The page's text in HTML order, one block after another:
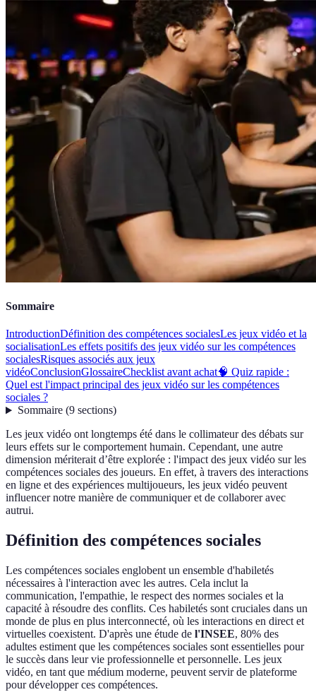
Sommaire
IntroductionDéfinition des compétences socialesLes jeux vidéo et la
socialisationLes effets positifs des jeux vidéo sur les compétences
socialesRisques associés aux jeux
vidéoConclusionGlossaireChecklist avant achat🧠 Quiz rapide :
Quel est l'impact principal des jeux vidéo sur les compétences
sociales ?
Sommaire(9 sections)
Les jeux vidéo ont longtemps été dans le collimateur des débats sur
leurs effets sur le comportement humain. Cependant, une autre
dimension mériterait d’être explorée : l'impact des jeux vidéo sur les
compétences sociales des joueurs. En effet, à travers des interactions
en ligne et des expériences multijoueurs, les jeux vidéo peuvent
influencer notre manière de communiquer et de collaborer avec
autrui.
Définition des compétences sociales
Les compétences sociales englobent un ensemble d'habiletés
nécessaires à l'interaction avec les autres. Cela inclut la
communication, l'empathie, le respect des normes sociales et la
capacité à résoudre des conflits. Ces habiletés sont cruciales dans un
monde de plus en plus interconnecté, où les interactions en direct et
virtuelles coexistent. D'après une étude de l'INSEE, 80% des
adultes estiment que les compétences sociales sont essentielles pour
le succès dans leur vie professionnelle et personnelle. Les jeux
vidéo, en tant que médium moderne, peuvent servir de plateforme
pour développer ces compétences.